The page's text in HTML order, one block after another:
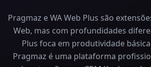
Pragmaz e WA Web Plus são
Web, mas com profundidades
Plus foca em produtividade
Pragmaz é uma plataforma